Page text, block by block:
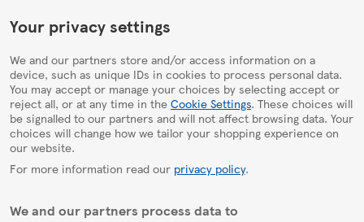
HelpPage
Your privacy settings
We and our partners store and/or access information on a
device, such as unique IDs in cookies to process personal data.
You may accept or manage your choices by selecting accept or
reject all, or at any time in the Cookie Settings. These choices will
be signalled to our partners and will not affect browsing data. Your
choices will change how we tailor your shopping experience on
our website.
For more information read our privacy policy.
We and our partners process data to